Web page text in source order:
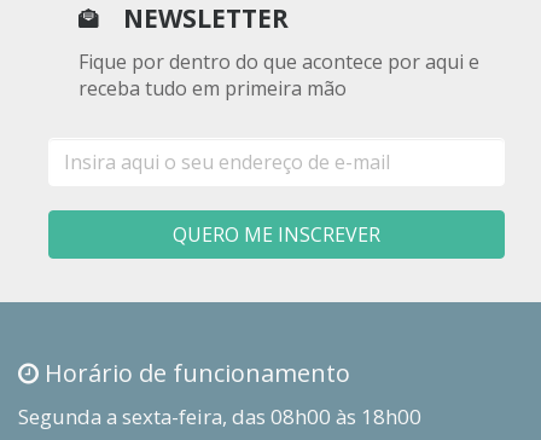
NEWSLETTER
Fique por dentro do que acontece por aqui e
receba tudo em primeira mão
mail
QUERO ME INSCREVER
Horário de funcionamento
Segunda a sexta-feira, das 08h00 às 18h00